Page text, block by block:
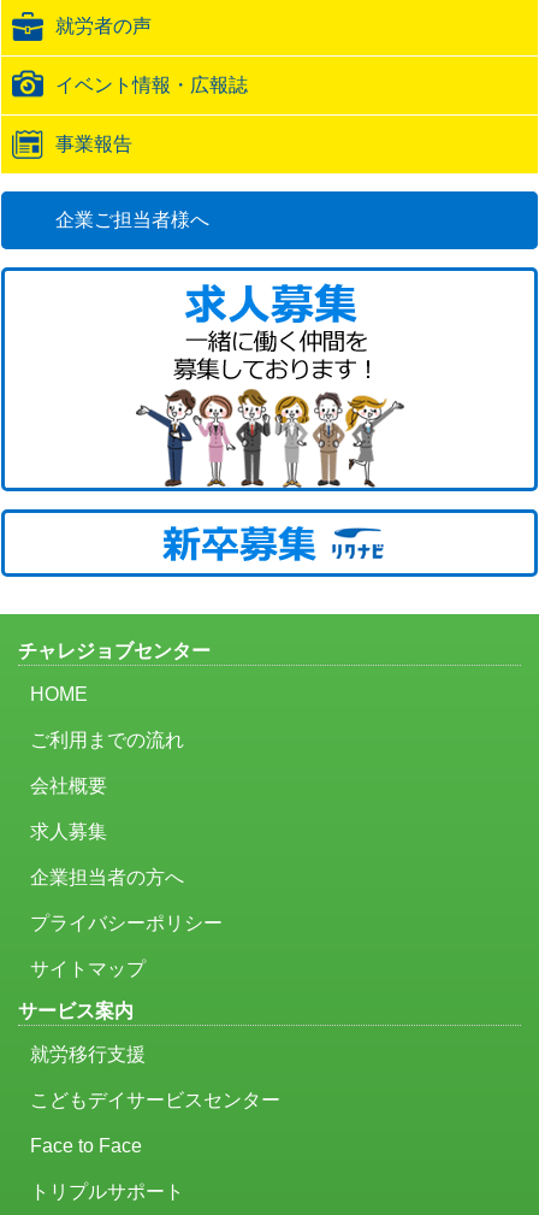
URL就労者の声
イベント情報・広報誌
事業報告
企業ご担当者様へ
チャレジョブセンター
HOME
ご利用までの流れ
会社概要
求人募集
企業担当者の方へ
プライバシーポリシー
サイトマップ
サービス案内
就労移行支援
こどもデイサービスセンター
Face to Face
トリプルサポート